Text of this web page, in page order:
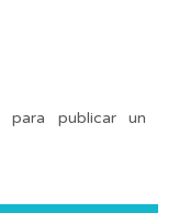
para publicar un